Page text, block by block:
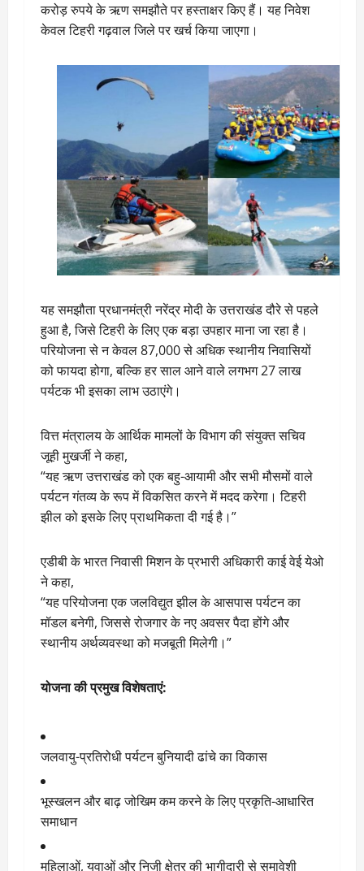
करोड़ रुपये के ऋण समझौते पर हस्ताक्षर किए हैं। यह निवेश
केवल टिहरी गढ़वाल जिले पर खर्च किया जाएगा।
यह समझौता प्रधानमंत्री नरेंद्र मोदी के उत्तराखंड दौरे से पहले
हुआ है, जिसे टिहरी के लिए एक बड़ा उपहार माना जा रहा है।
परियोजना से न केवल 87,000 से अधिक स्थानीय निवासियों
को फायदा होगा, बल्कि हर साल आने वाले लगभग 27 लाख
पर्यटक भी इसका लाभ उठाएंगे।
वित्त मंत्रालय के आर्थिक मामलों के विभाग की संयुक्त सचिव
जूही मुखर्जी ने कहा,
“यह ऋण उत्तराखंड को एक बहु-आयामी और सभी मौसमों वाले
पर्यटन गंतव्य के रूप में विकसित करने में मदद करेगा। टिहरी
झील को इसके लिए प्राथमिकता दी गई है।”
एडीबी के भारत निवासी मिशन के प्रभारी अधिकारी काई वेई येओ
ने कहा,
“यह परियोजना एक जलविद्युत झील के आसपास पर्यटन का
मॉडल बनेगी, जिससे रोजगार के नए अवसर पैदा होंगे और
स्थानीय अर्थव्यवस्था को मजबूती मिलेगी।”
योजना की प्रमुख विशेषताएं:
जलवायु-प्रतिरोधी पर्यटन बुनियादी ढांचे का विकास
भूस्खलन और बाढ़ जोखिम कम करने के लिए प्रकृति-आधारित
समाधान
महिलाओं, युवाओं और निजी क्षेत्र की भागीदारी से समावेशी